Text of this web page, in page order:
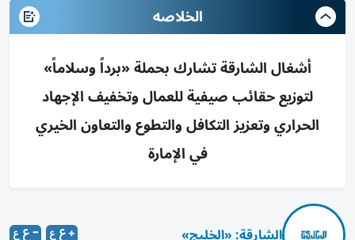
الخلاصه
أشغال الشارقة تشارك بحملة «برداً وسلاماً»
لتوزيع حقائب صيفية للعمال وتخفيف الإجهاد
الحراري وتعزيز التكافل والتطوع والتعاون الخيري
في الإمارة